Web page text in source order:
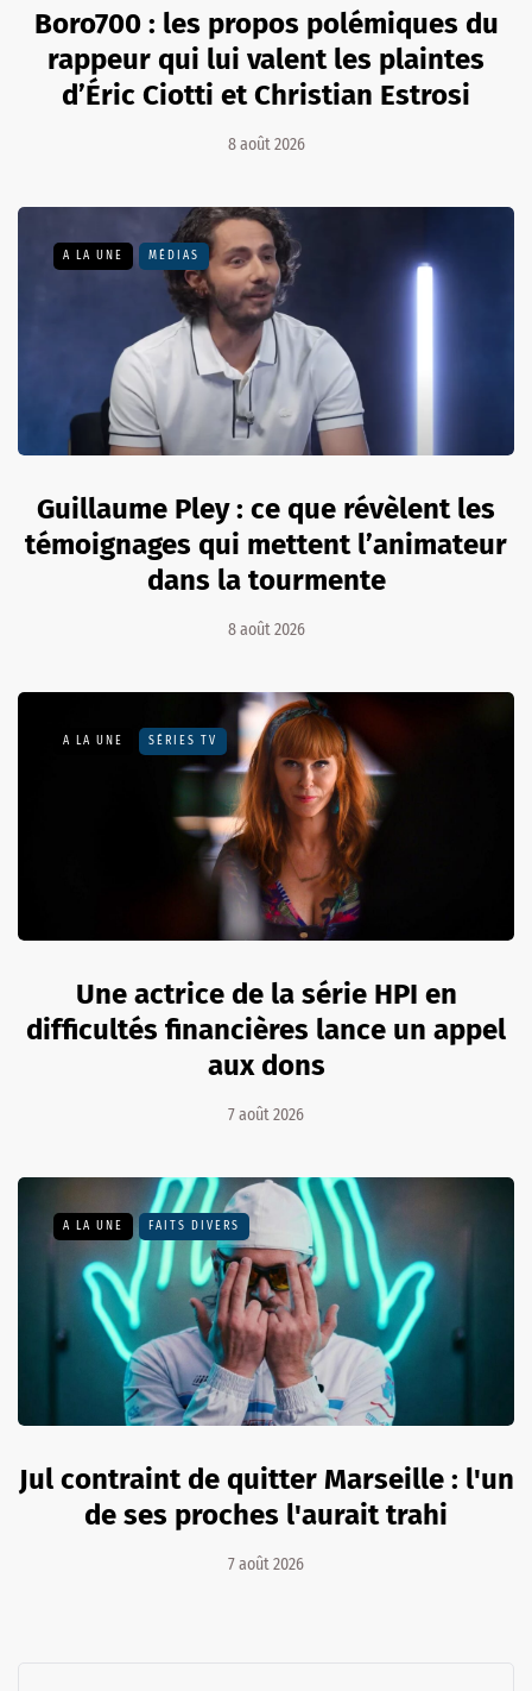
Boro700 : les propos polémiques du
rappeur qui lui valent les plaintes
d’Éric Ciotti et Christian Estrosi
8 août 2026
A LA UNE MÉDIAS
Guillaume Pley : ce que révèlent les
témoignages qui mettent l’animateur
dans la tourmente
8 août 2026
A LA UNE SÉRIES TV
Une actrice de la série HPI en
difficultés financières lance un appel
aux dons
7 août 2026
A LA UNE FAITS DIVERS
Jul contraint de quitter Marseille : l'un
de ses proches l'aurait trahi
7 août 2026